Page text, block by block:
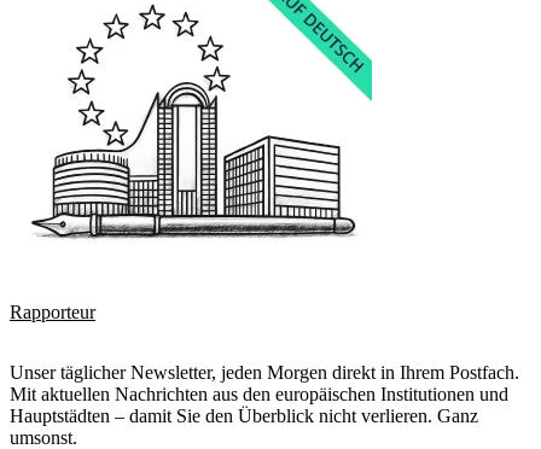
Rapporteur
Unser täglicher Newsletter, jeden Morgen direkt in Ihrem Postfach.
Mit aktuellen Nachrichten aus den europäischen Institutionen und
Hauptstädten – damit Sie den Überblick nicht verlieren. Ganz
umsonst.